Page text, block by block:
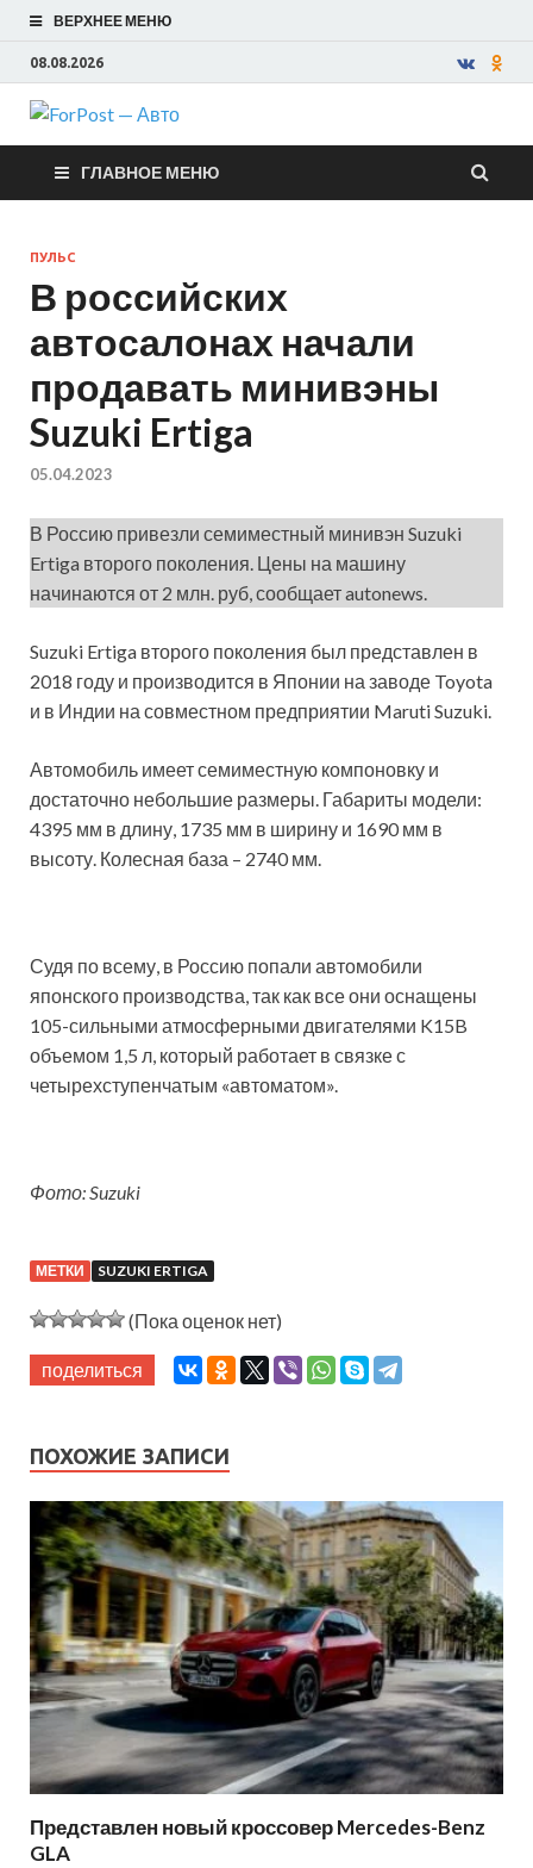
ВЕРХНЕЕ МЕНЮ
08.08.2026
ForPost —
Авто
ГЛАВНОЕ МЕНЮ
ПУЛЬС
В российских
автосалонах начали
продавать минивэны
Suzuki Ertiga
05.04.2023
В Россию привезли семиместный минивэн Suzuki
Ertiga второго поколения. Цены на машину
начинаются от 2 млн. руб, сообщает autonews.
Suzuki Ertiga второго поколения был представлен в
2018 году и производится в Японии на заводе Toyota
и в Индии на совместном предприятии Maruti Suzuki.
Автомобиль имеет семиместную компоновку и
достаточно небольшие размеры. Габариты модели:
4395 мм в длину, 1735 мм в ширину и 1690 мм в
высоту. Колесная база – 2740 мм.
Судя по всему, в Россию попали автомобили
японского производства, так как все они оснащены
105-сильными атмосферными двигателями K15B
объемом 1,5 л, который работает в связке с
четырехступенчатым «автоматом».
Фото: Suzuki
МЕТКИ SUZUKI ERTIGA
(Пока оценок нет)
поделиться
ПОХОЖИЕ ЗАПИСИ
Представлен новый кроссовер Mercedes-Benz
GLA